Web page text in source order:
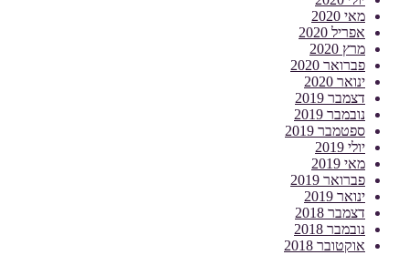
מאי 2020
אפריל 2020
מרץ 2020
פברואר 2020
ינואר 2020
דצמבר 2019
נובמבר 2019
ספטמבר 2019
יולי 2019
מאי 2019
פברואר 2019
ינואר 2019
דצמבר 2018
נובמבר 2018
אוקטובר 2018